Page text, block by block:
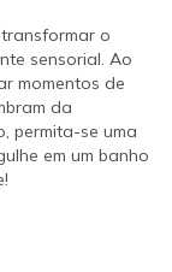
o
sensorial. Ao
momentos de
da
permita-se uma
em um banho